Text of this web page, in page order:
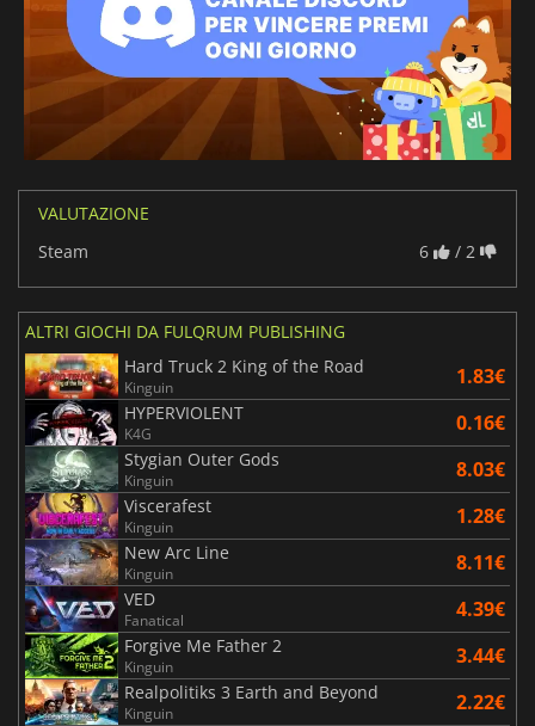
VALUTAZIONE
Steam
6 / 2
ALTRI GIOCHI DA FULQRUM PUBLISHING
Hard Truck 2 King of the Road
Kinguin 1.83€
HYPERVIOLENT
K4G 0.16€
Stygian Outer Gods
Kinguin 8.03€
Viscerafest
Kinguin 1.28€
New Arc Line
Kinguin 8.11€
VED
Fanatical 4.39€
Forgive Me Father 2
Kinguin 3.44€
Realpolitiks 3 Earth and Beyond
Kinguin 2.22€